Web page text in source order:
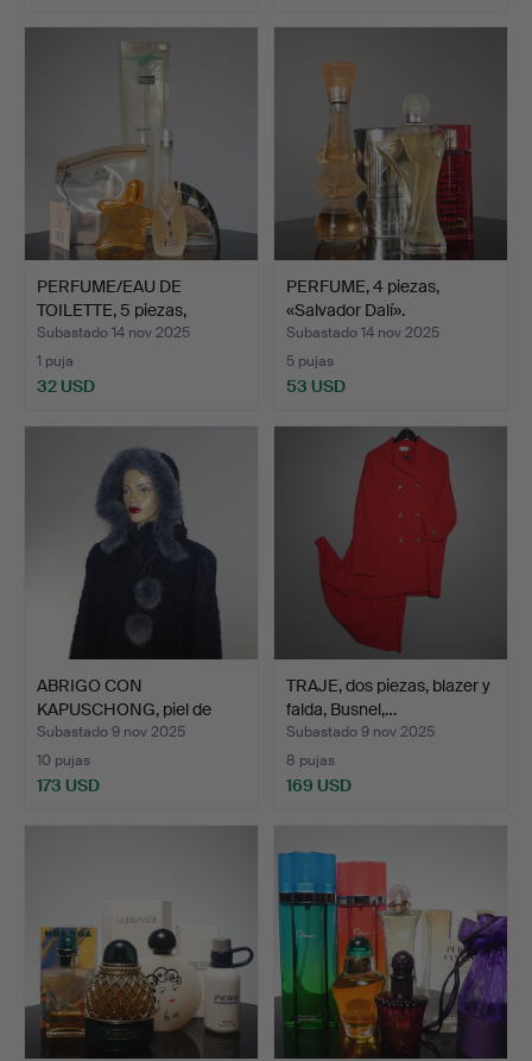
PERFUME/EAU DE
TOILETTE, 5 piezas,
incluid…
Subastado 14 nov 2025
1 puja
32 USD
PERFUME, 4 piezas,
«Salvador Dalí».
Subastado 14 nov 2025
5 pujas
53 USD
ABRIGO CON
KAPUSCHONG, piel de
oveja azul,…
Subastado 9 nov 2025
10 pujas
173 USD
TRAJE, dos piezas, blazer y
falda, Busnel,…
Subastado 9 nov 2025
8 pujas
169 USD